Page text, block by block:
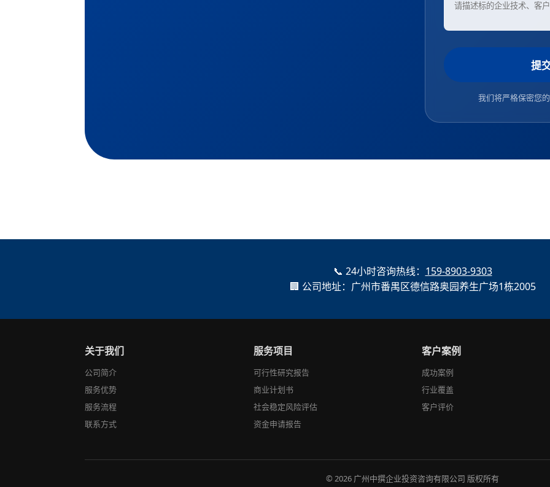
提
我们将严格保密您
📞 24小时咨询热线： 159-8903-9303
🏢 公司地址：广州市番禺区德信路奥园养生广场1栋2005
关于我们
公司简介
服务优势
服务流程
联系方式
服务项目
可行性研究报告
商业计划书
社会稳定风险评估
资金申请报告
客户案例
成功案例
行业覆盖
客户评价
© 2026 广州中撰企业投资咨询有限公司 版权所有